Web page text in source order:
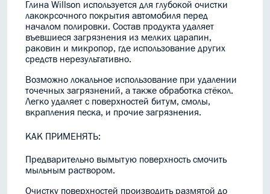
Глина Willson используется для глубокой очистки
лакокрсочного покрытия автомобиля перед
началом полировки. Состав продукта удаляет
въевшиеся загрязнения из мелких царапин,
раковин и микропор, где использование других
средств нерезультативно.
Возможно локальное использование при удалении
точечных загрязнений, а также обработка стёкол.
Легко удаляет с поверхностей битум, смолы,
вкрапления песка, и прочие загрязнения.
КАК ПРИМЕНЯТЬ:
Предварительно вымытую поверхность смочить
мыльным раствором.
Очистку поверхностей производить размятой до